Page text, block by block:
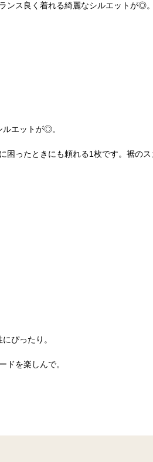
ンス良く着れる綺麗なシルエットが◎
エットが◎。
ったときにも頼れる1枚です。裾の
ぴったり。
ドを楽しんで。